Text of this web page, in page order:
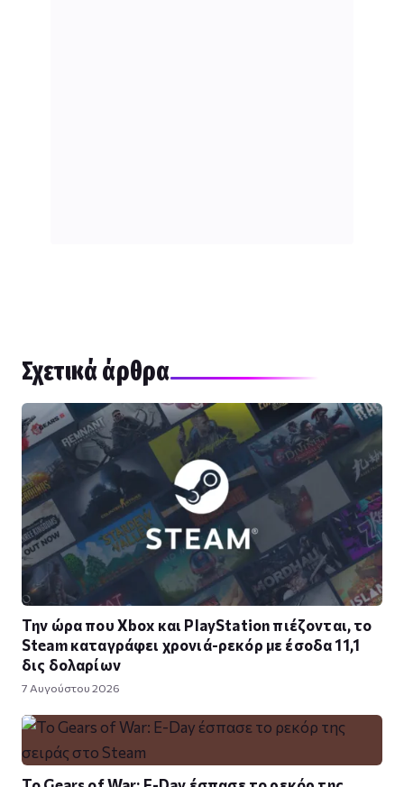
Σχετικά άρθρα
Την ώρα που Xbox και PlayStation πιέζονται, το
Steam καταγράφει χρονιά-ρεκόρ με έσοδα 11,1
δις δολαρίων
7 Αυγούστου 2026